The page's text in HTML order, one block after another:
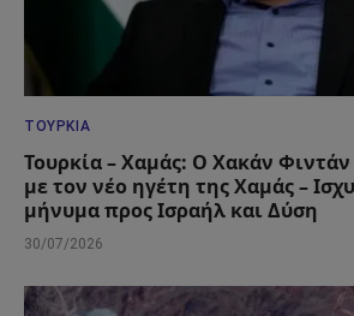
ΤΟΥΡΚΊΑ
Τουρκία – Χαμάς: Ο Χακάν
με τον νέο ηγέτη της Χαμάς –
μήνυμα προς Ισραήλ και Δύση
30/07/2026